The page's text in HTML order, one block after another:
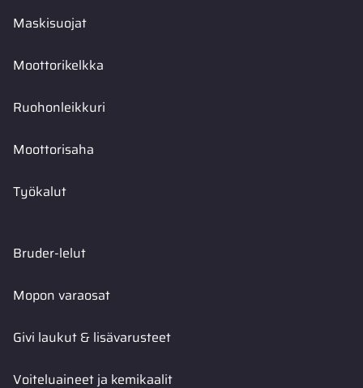
Maskisuojat
Moottorikelkka
Ruohonleikkuri
Moottorisaha
Työkalut
Bruder-lelut
Mopon varaosat
Givi laukut & lisävarusteet
Voiteluaineet ja kemikaalit